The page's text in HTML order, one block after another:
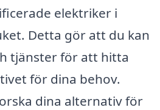
elektriker i
Detta gör att du kan
tjänster för att hitta
för dina behov.
dina alternativ för